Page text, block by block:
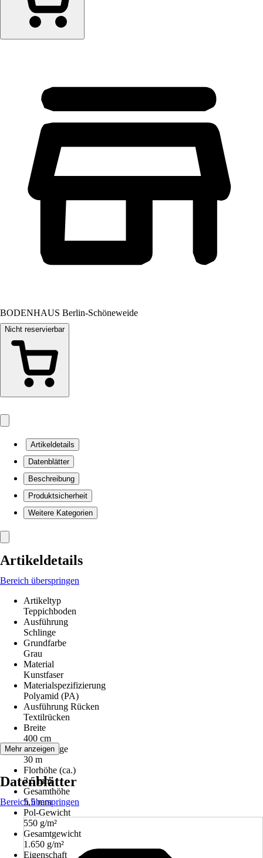
BODENHAUS Berlin-Schöneweide
Nicht reservierbar
Artikeldetails
Datenblätter
Beschreibung
Produktsicherheit
Weitere Kategorien
Artikeldetails
Bereich überspringen
Artikeltyp
Teppichboden
Ausführung
Schlinge
Grundfarbe
Grau
Material
Kunstfaser
Materialspezifizierung
Polyamid (PA)
Ausführung Rücken
Textilrücken
Breite
400 cm
Rollenlänge
30 m
Florhöhe (ca.)
3,5 mm
Gesamthöhe
5,5 mm
Pol-Gewicht
550 g/m²
Gesamtgewicht
1.650 g/m²
Eigenschaft
Mehr anzeigen
Datenblätter
Bereich überspringen